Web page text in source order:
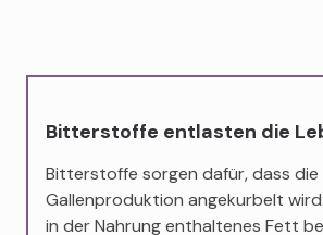
Bitterstoffe entlasten die
Bitterstoffe sorgen dafür, dass die
Gallenproduktion angekurbelt
in der Nahrung enthaltenes Fett